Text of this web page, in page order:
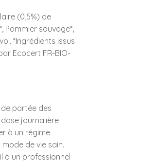
(0,5%) de
Pommier sauvage*,
*Ingrédients issus
Ecocert FR-BIO-
portée des
journalière
à un régime
de vie sain.
à un professionnel